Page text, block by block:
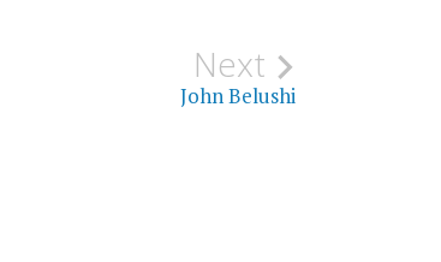
Next
John Belushi